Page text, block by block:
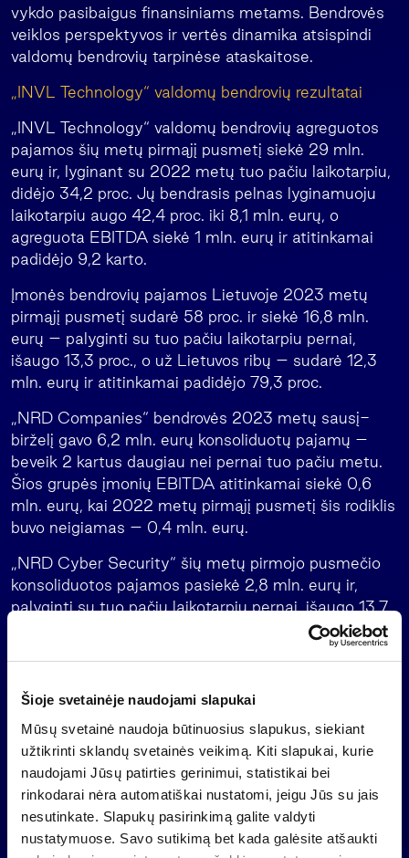
Šioje svetainėje naudojami slapukai
Mūsų svetainė naudoja būtinuosius slapukus, siekiant
užtikrinti sklandų svetainės veikimą. Kiti slapukai, kurie
naudojami Jūsų patirties gerinimui, statistikai bei
rinkodarai nėra automatiškai nustatomi, jeigu Jūs su jais
nesutinkate. Slapukų pasirinkimą galite valdyti
nustatymuose. Savo sutikimą bet kada galėsite atšaukti
vykdo pasibaigus finansiniams metams. Bendrovės
veiklos perspektyvos ir vertės dinamika atsispindi
valdomų bendrovių tarpinėse ataskaitose.
„INVL Technology“ valdomų bendrovių rezultatai
„INVL Technology“ valdomų bendrovių agreguotos
pajamos šių metų pirmąjį pusmetį siekė 29 mln.
eurų ir, lyginant su 2022 metų tuo pačiu laikotarpiu,
didėjo 34,2 proc. Jų bendrasis pelnas lyginamuoju
laikotarpiu augo 42,4 proc. iki 8,1 mln. eurų, o
agreguota EBITDA siekė 1 mln. eurų ir atitinkamai
padidėjo 9,2 karto.
Įmonės bendrovių pajamos Lietuvoje 2023 metų
pirmąjį pusmetį sudarė 58 proc. ir siekė 16,8 mln.
eurų – palyginti su tuo pačiu laikotarpiu pernai,
išaugo 13,3 proc., o už Lietuvos ribų – sudarė 12,3
mln. eurų ir atitinkamai padidėjo 79,3 proc.
„NRD Companies“ bendrovės 2023 metų sausį-
birželį gavo 6,2 mln. eurų konsoliduotų pajamų –
beveik 2 kartus daugiau nei pernai tuo pačiu metu.
Šios grupės įmonių EBITDA atitinkamai siekė 0,6
mln. eurų, kai 2022 metų pirmąjį pusmetį šis rodiklis
buvo neigiamas – 0,4 mln. eurų.
„NRD Cyber Security“ šių metų pirmojo pusmečio
konsoliduotos pajamos pasiekė 2,8 mln. eurų ir,
palyginti su tuo pačiu laikotarpiu pernai, išaugo 13,7
proc., o EBITDA buvo 0,4 mln. eurų – 52,7 proc.
pusmetį uždirbo 18,5 mln. eurų agreguotų pajamų –
27,6 proc. daugiau nei lyginamuoju laikotarpiu pernai.
Grupės EBITDA atitinkamai siekė 0,2 mln. eurų ir
didėjo 25,9 proc.
„Novian“ programavimo bendrovių pajamos pirmąjį
šių metų pusmetį buvo 4,3 mln. eurų ir padidėjo 19,8
proc., palyginti su tuo pačiu praėjusių metų